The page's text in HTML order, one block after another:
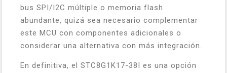
bus SPI/I2C múltiple o memoria flash
abundante, quizá sea necesario complementar
este MCU con componentes adicionales o
considerar una alternativa con más integración.
En definitiva, el STC8G1K17-38I es una opción